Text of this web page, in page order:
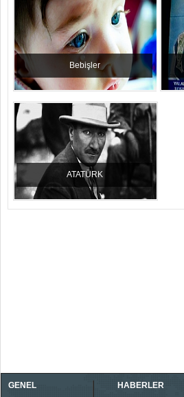
Bebişler
ATATÜRK
GENEL
HABERLER